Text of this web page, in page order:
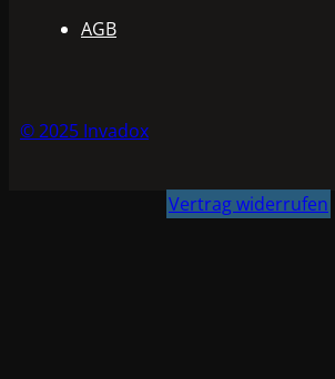
AGB
© 2025 Invadox
Vertrag widerrufen